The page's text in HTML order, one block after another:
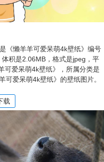
《懒羊羊可爱呆萌4k壁纸》编号
积是2.06MB，格式是jpeg，平
可爱呆萌4k壁纸》，所属分类是
可爱呆萌4k壁纸》的壁纸图片。
载